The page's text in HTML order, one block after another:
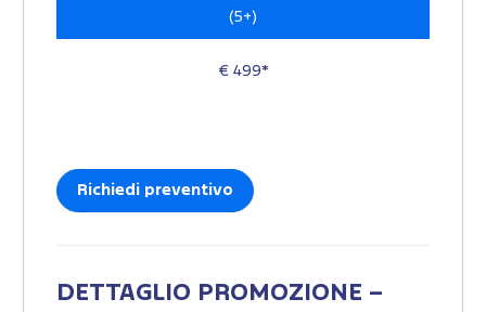
(5+)
€ 499*
Richiedi preventivo
DETTAGLIO PROMOZIONE –